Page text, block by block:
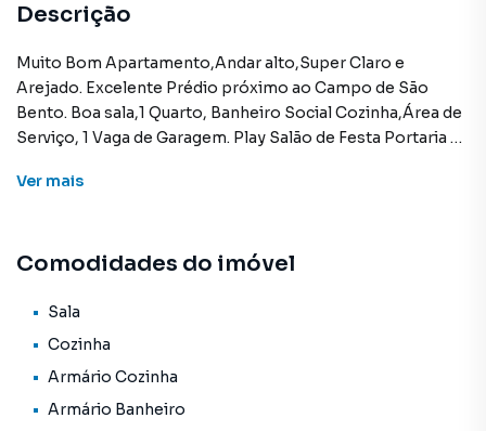
Descrição
Muito Bom Apartamento,Andar alto,Super Claro e
Arejado. Excelente Prédio próximo ao Campo de São
Bento. Boa sala,1 Quarto, Banheiro Social Cozinha,Área de
Serviço, 1 Vaga de Garagem. Play Salão de Festa Portaria 24
agende Sua Visita.
Ver mais
Comodidades do imóvel
Sala
Cozinha
Armário Cozinha
Armário Banheiro